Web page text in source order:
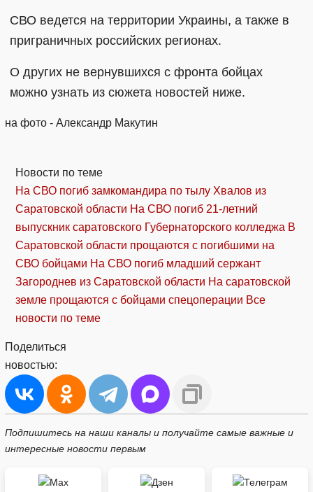
СВО ведется на территории Украины, а также в
приграничных российских регионах.
О других не вернувшихся с фронта бойцах
можно узнать из сюжета новостей ниже.
на фото - Александр Макутин
Новости по теме
На СВО погиб замкомандира по тылу Хвалов из
Саратовской области На СВО погиб 21-летний
выпускник саратовского Губернаторского колледжа В
Саратовской области прощаются с погибшими на
СВО бойцами На СВО погиб младший сержант
Загороднев из Саратовской области На саратовской
земле прощаются с бойцами спецоперации Все
новости по теме
Поделиться
новостью:
Подпишитесь на наши каналы и получайте самые важные и
интересные новости первым